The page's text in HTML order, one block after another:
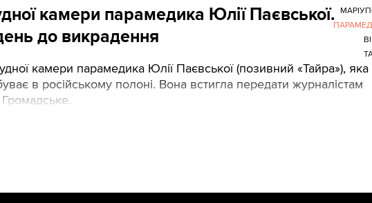
камери парамедика Юлії Паєвської.
до викрадення
камери парамедика Юлії Паєвської (позивний «Тайра»), яка
в російському полоні. Вона встигла передати журналістам